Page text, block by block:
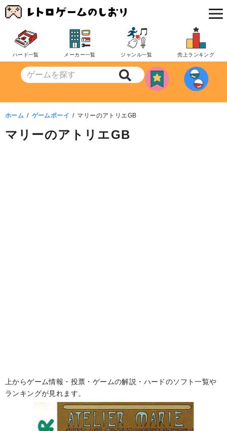
コ
ン
ツ
動
ハード一覧 メーカー一覧 ジャンル一覧 売上ランキング
ホーム ゲームボーイ マリーのアトリエGB
マリーのアトリエGB
上からゲーム情報・投票・ゲームの解説・ハードのソフト一覧や
ランキングが見れます。